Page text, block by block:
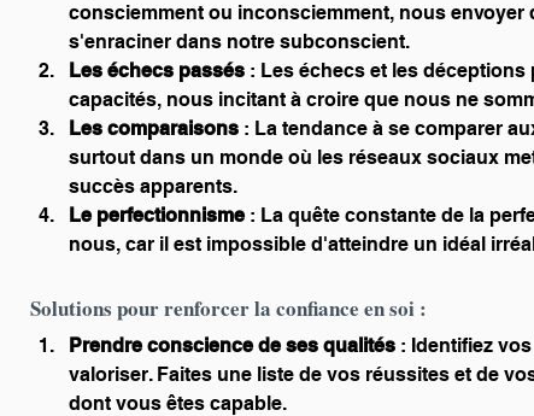
consciemment ou inconsciemment, nous
s'enraciner dans notre subconscient.
Les échecs passés : Les échecs et les
capacités, nous incitant à croire que nous ne
Les comparaisons : La tendance à se comparer
surtout dans un monde où les réseaux sociaux
succès apparents.
Le perfectionnisme : La quête constante de la
nous, car il est impossible d'atteindre un idéal
Solutions pour renforcer la confiance en soi :
Prendre conscience de ses qualités : Identifiez
valoriser. Faites une liste de vos réussites et de
dont vous êtes capable.